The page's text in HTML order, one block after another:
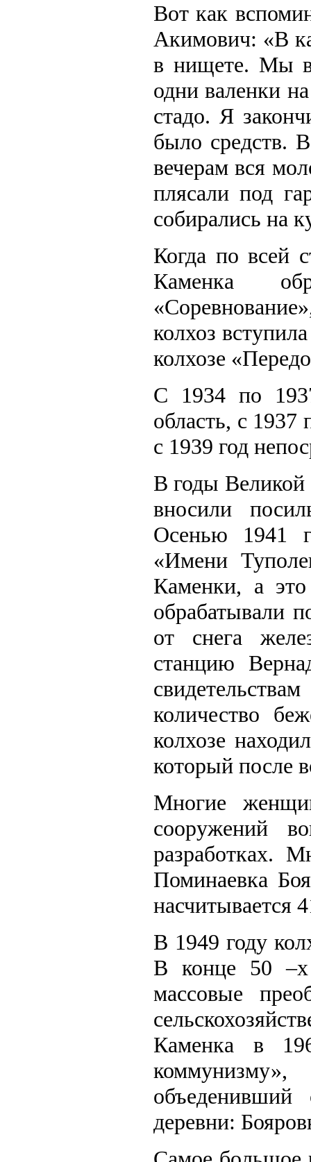
Вот как
Акимович: «В
в нищете. Мы в
одни валенки
стадо. Я
было средств.
вечерам вся
плясали под
собирались на
Когда по всей
Каменка
колхоз
колхозе
С 1934 по
область, с 1937
с 1939 год
В годы Великой
вносили
Осенью 1941
«Имени
Каменки, а
обрабатывали
от снега
станцию
количество
колхозе
который после
Многие
сооружений
разработках.
Поминаевка
насчитывается
В 1949 году
В конце 50 –х
массовые
Каменка в
деревни: